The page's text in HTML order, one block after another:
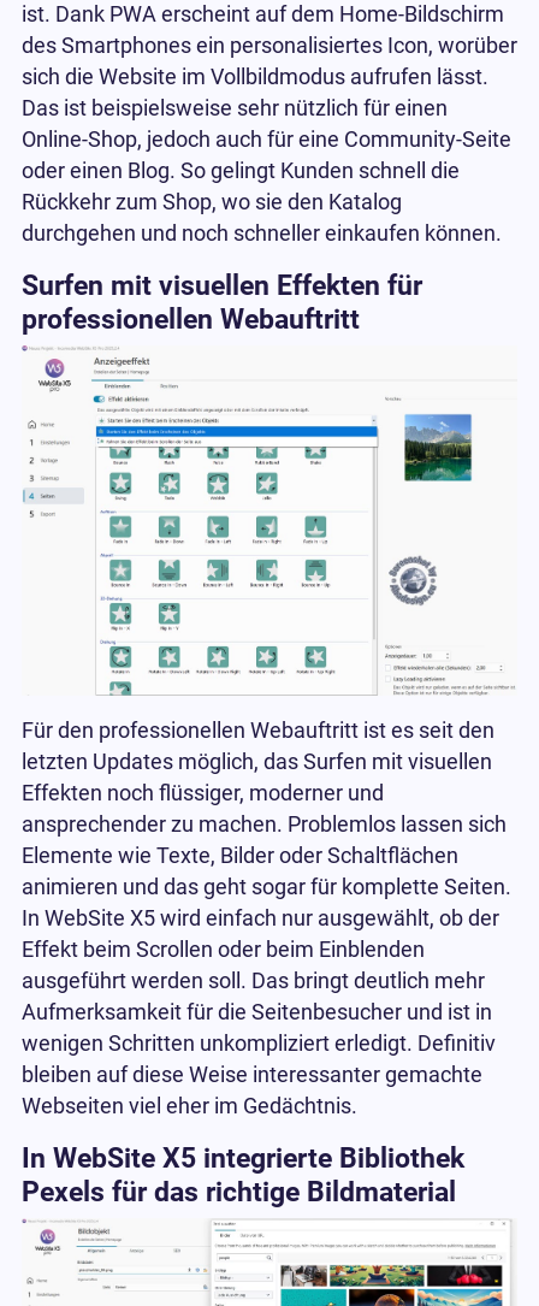
ist. Dank PWA erscheint auf dem Home-Bildschirm
des Smartphones ein personalisiertes Icon, worüber
sich die Website im Vollbildmodus aufrufen lässt.
Das ist beispielsweise sehr nützlich für einen
Online-Shop, jedoch auch für eine Community-Seite
oder einen Blog. So gelingt Kunden schnell die
Rückkehr zum Shop, wo sie den Katalog
durchgehen und noch schneller einkaufen können.
Surfen mit visuellen Effekten für
professionellen Webauftritt
Für den professionellen Webauftritt ist es seit den
letzten Updates möglich, das Surfen mit visuellen
Effekten noch flüssiger, moderner und
ansprechender zu machen. Problemlos lassen sich
Elemente wie Texte, Bilder oder Schaltflächen
animieren und das geht sogar für komplette Seiten.
In WebSite X5 wird einfach nur ausgewählt, ob der
Effekt beim Scrollen oder beim Einblenden
ausgeführt werden soll. Das bringt deutlich mehr
Aufmerksamkeit für die Seitenbesucher und ist in
wenigen Schritten unkompliziert erledigt. Definitiv
bleiben auf diese Weise interessanter gemachte
Webseiten viel eher im Gedächtnis.
In WebSite X5 integrierte Bibliothek
Pexels für das richtige Bildmaterial